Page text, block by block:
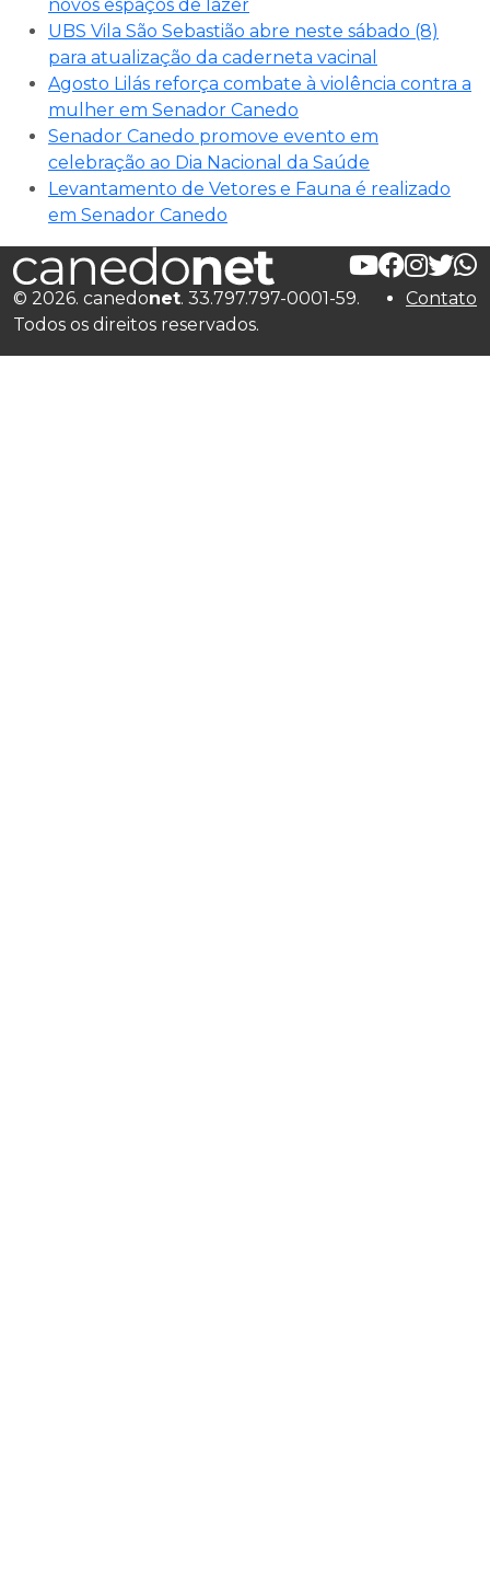
novos espaços de lazer
UBS Vila São Sebastião abre neste sábado (8)
para atualização da caderneta vacinal
Agosto Lilás reforça combate à violência contra a
mulher em Senador Canedo
Senador Canedo promove evento em
celebração ao Dia Nacional da Saúde
Levantamento de Vetores e Fauna é realizado
em Senador Canedo
© 2026. canedonet. 33.797.797-0001-59.
Todos os direitos reservados.
Contato